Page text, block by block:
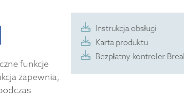
funkcje
zapewnia,
Instrukcja obsługi
Karta produktu
Bezpłatny kontroler